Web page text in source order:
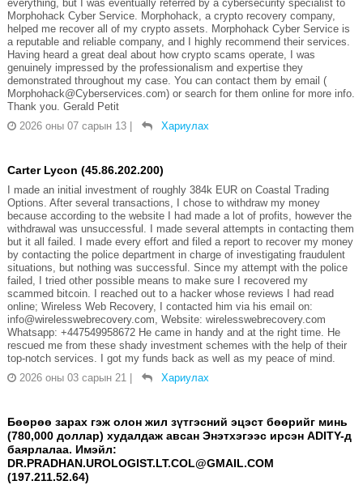
everything, but I was eventually referred by a cybersecurity specialist to
Morphohack Cyber Service. Morphohack, a crypto recovery company,
helped me recover all of my crypto assets. Morphohack Cyber Service is
a reputable and reliable company, and I highly recommend their services.
Having heard a great deal about how crypto scams operate, I was
genuinely impressed by the professionalism and expertise they
demonstrated throughout my case. You can contact them by email (
Morphohack@Cyberservices.com) or search for them online for more info.
Thank you. Gerald Petit
2026 оны 07 сарын 13
Хариулах
Carter Lycon (45.86.202.200)
I made an initial investment of roughly 384k EUR on Coastal Trading
Options. After several transactions, I chose to withdraw my money
because according to the website I had made a lot of profits, however the
withdrawal was unsuccessful. I made several attempts in contacting them
but it all failed. I made every effort and filed a report to recover my money
by contacting the police department in charge of investigating fraudulent
situations, but nothing was successful. Since my attempt with the police
failed, I tried other possible means to make sure I recovered my
scammed bitcoin. I reached out to a hacker whose reviews I had read
online; Wireless Web Recovery, I contacted him via his email on:
info@wirelesswebrecovery.com, Website: wirelesswebrecovery.com
Whatsapp: +447549958672 He came in handy and at the right time. He
rescued me from these shady investment schemes with the help of their
top-notch services. I got my funds back as well as my peace of mind.
2026 оны 03 сарын 21
Хариулах
Бөөрөө зарах гэж олон жил зүтгэсний эцэст бөөрийг минь
(780,000 доллар) худалдаж авсан Энэтхэгээс ирсэн ADITY-д
баярлалаа. Имэйл:
DR.PRADHAN.UROLOGIST.LT.COL@GMAIL.COM
(197.211.52.64)